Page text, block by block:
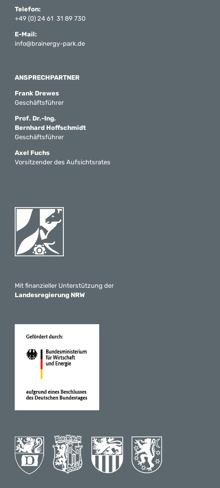
Telefon:
+49 (0) 24 61 31 89 730
E-Mail:
info@brainergy-park.de
ANSPRECHPARTNER
Frank Drewes
Geschäftsführer
Prof. Dr.-Ing.
Bernhard Hoffschmidt
Geschäftsführer
Axel Fuchs
Vorsitzender des Aufsichtsrates
Mit finanzieller Unterstützung der
Landesregierung NRW